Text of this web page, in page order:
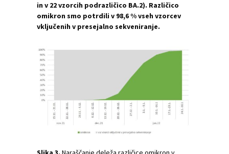
in v 22 vzorcih podrazličico BA.2). Različico
omikron smo potrdili v 98,6 % vseh vzorcev
vključenih v presejalno sekveniranje.